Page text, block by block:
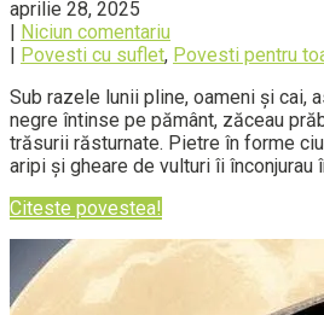
aprilie 28, 2025
| Niciun comentariu
| Povesti cu suflet, Povesti pentru
Sub razele lunii pline, oameni și cai,
negre întinse pe pământ, zăceau
trăsurii răsturnate. Pietre în forme
aripi și gheare de vulturi îi înconjurau
Citeste povestea!